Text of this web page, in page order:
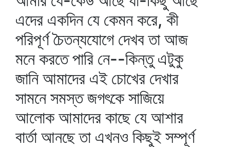
এদের একদিন যে কেমন করে, কী
পরিপূর্ণ চৈতন্যযোগে দেখব তা আজ
মনে করতে পারি নে--কিন্তু এটুকু
জানি আমাদের এই চোখের দেখার
সামনে সমস্ত জগৎকে সাজিয়ে
আলোক আমাদের কাছে যে আশার
বার্তা আনছে তা এখনও কিছুই সম্পূর্ণ